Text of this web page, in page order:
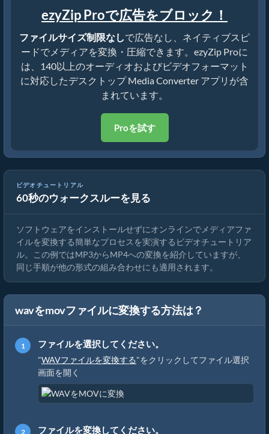
ezyZip Proで広告をブロック！
ファイルサイズ制限なしで広告なし、ネイティブスピ
ードでメディアを変換・圧縮できます。ezyZip Proに
は、140以上のオーディオおよびビデオフォーマット
に対応したデスクトップ Media Converter アプリが含
まれています。
Proを試す
ビデオチュートリアル
60秒のウォークスルーを見る
メディアファイルの変換方法
ソフトウェアをインストールせずにオンラインでメディアファ
イルを変換する簡単なプロセスを実演するビデオチュートリア
ル。この例ではMP3からMP4への変換を紹介していますが、
同じ手順が他の形式の組み合わせにも適用されます。
wavをmovファイルに変換する方法は？
ファイルを選択してください。
"WAVファイルを変換する"をクリックしてファイル選択
画面を開く
ファイルを変換してください。